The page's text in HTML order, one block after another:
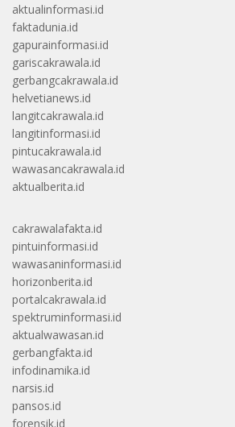
aktualinformasi.id
faktadunia.id
gapurainformasi.id
gariscakrawala.id
gerbangcakrawala.id
helvetianews.id
langitcakrawala.id
langitinformasi.id
pintucakrawala.id
wawasancakrawala.id
aktualberita.id
cakrawalafakta.id
pintuinformasi.id
wawasaninformasi.id
horizonberita.id
portalcakrawala.id
spektruminformasi.id
aktualwawasan.id
gerbangfakta.id
infodinamika.id
narsis.id
pansos.id
forensik.id